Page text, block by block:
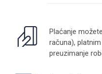
Plaćanje
računa),
preuzimanje